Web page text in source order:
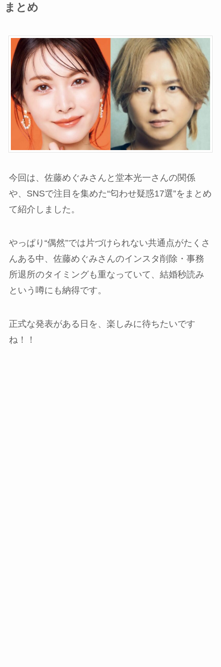
まとめ
今回は、佐藤めぐみさんと堂本光一さんの関係
や、SNSで注目を集めた“匂わせ疑惑17選”をまとめ
て紹介しました。
やっぱり“偶然”では片づけられない共通点がたくさ
んある中、佐藤めぐみさんのインスタ削除・事務
所退所のタイミングも重なっていて、結婚秒読み
という噂にも納得です。
正式な発表がある日を、楽しみに待ちたいです
ね！！